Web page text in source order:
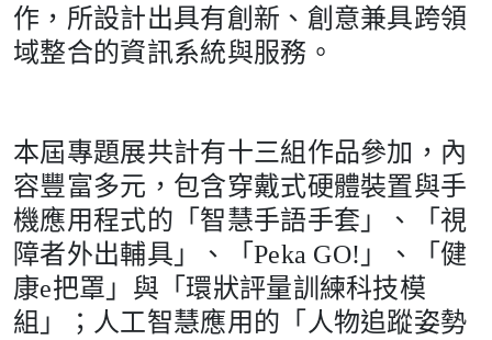
作，所設計出具有創新、創意兼具跨領
域整合的資訊系統與服務。
本屆專題展共計有十三組作品參加，內
容豐富多元，包含穿戴式硬體裝置與手
機應用程式的「智慧手語手套」、「視
障者外出輔具」、「Peka GO!」、「健
康e把罩」與「環狀評量訓練科技模
組」；人工智慧應用的「人物追蹤姿勢